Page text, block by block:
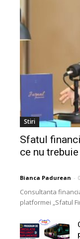
Stiri
Sfatul
ce nu
Bianca Padurean -
Consultanta
platformei „Sfatul
de peste...